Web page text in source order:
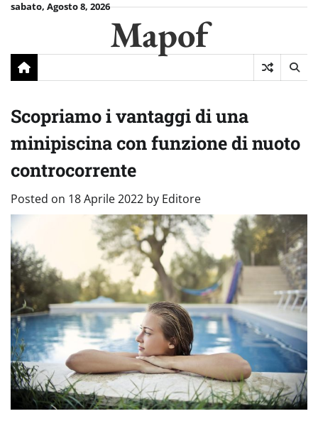
Skipsabato, Agosto 8, 2026
Mapof
Scopriamo i vantaggi di una
minipiscina con funzione di nuoto
controcorrente
Posted on 18 Aprile 2022 by Editore